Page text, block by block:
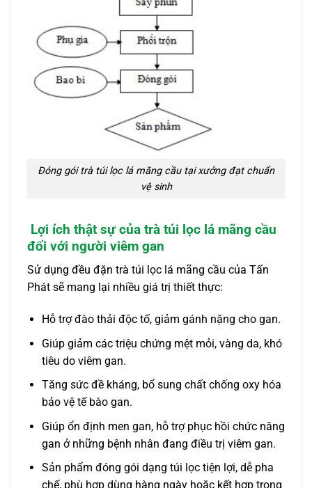
Đóng gói trà túi lọc lá mãng cầu tại xưởng đạt chuẩn
vệ sinh
Lợi ích thật sự của trà túi lọc lá mãng cầu
đối với người viêm gan
Sử dụng đều đặn trà túi lọc lá mãng cầu của Tấn
Phát sẽ mang lại nhiều giá trị thiết thực:
Hỗ trợ đào thải độc tố, giảm gánh nặng cho gan.
Giúp giảm các triệu chứng mệt mỏi, vàng da, khó
tiêu do viêm gan.
Tăng sức đề kháng, bổ sung chất chống oxy hóa
bảo vệ tế bào gan.
Giúp ổn định men gan, hỗ trợ phục hồi chức năng
gan ở những bệnh nhân đang điều trị viêm gan.
Sản phẩm đóng gói dạng túi lọc tiện lợi, dễ pha
chế, phù hợp dùng hàng ngày hoặc kết hợp trong